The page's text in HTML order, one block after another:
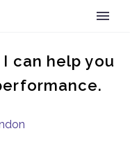
can help you